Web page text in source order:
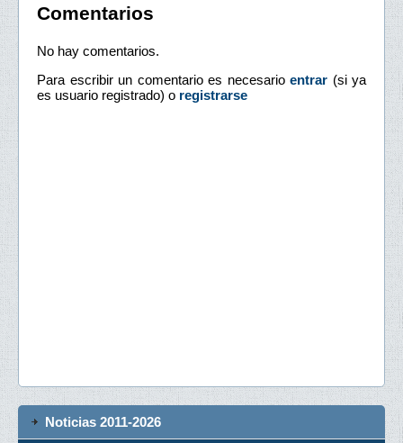
Comentarios
No hay comentarios.
Para escribir un comentario es necesario entrar (si ya
es usuario registrado) o registrarse
Noticias 2011-2026